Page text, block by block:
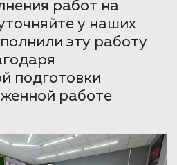
работ на
у наших
эту работу
подготовки
работе